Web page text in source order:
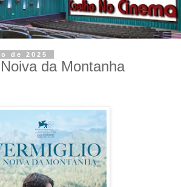
de 2025
da Montanha